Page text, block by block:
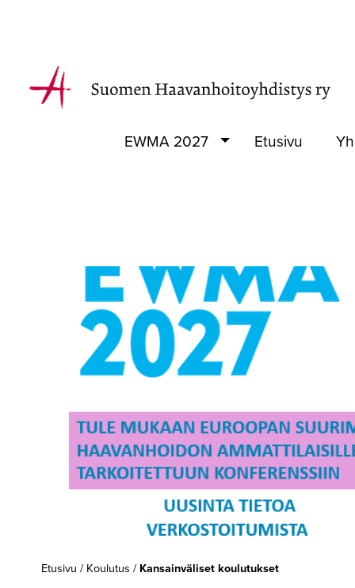
EWMA 2027 Etusivu
Etusivu / Koulutus / Kansainväliset koulutukset